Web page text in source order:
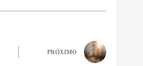
PRÓXIMO